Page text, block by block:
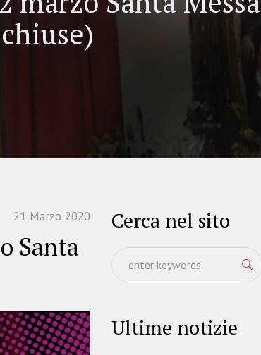
21 Marzo 2020
Santa
Cerca nel sito
Ultime notizie